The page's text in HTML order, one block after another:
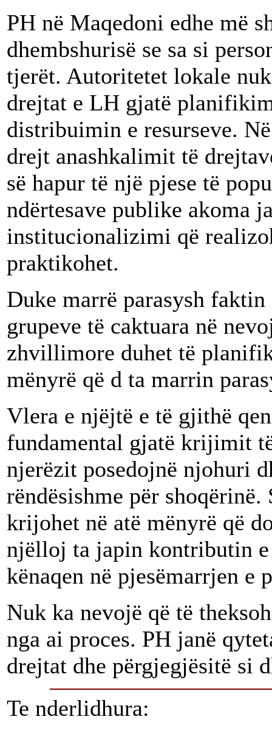
PH në Maqedoni edhe më
dhembshurisë se sa si
tjerët. Autoritetet lokale
drejtat e LH gjatë
distribuimin e resurseve.
drejt anashkalimit të
së hapur të një pjese të
ndërtesave publike akoma
institucionalizimi që
praktikohet.
Duke marrë parasysh faktin
grupeve të caktuara në
zhvillimore duhet të
mënyrë që d ta marrin
Vlera e njëjtë e të gjithë
fundamental gjatë krijimit
njerëzit posedojnë njohuri
rëndësishme për
krijohet në atë mënyrë që
njëlloj ta japin kontributin
kënaqen në pjesëmarrjen e
Nuk ka nevojë që të
nga ai proces. PH janë
drejtat dhe përgjegjësitë si
Te nderlidhura: